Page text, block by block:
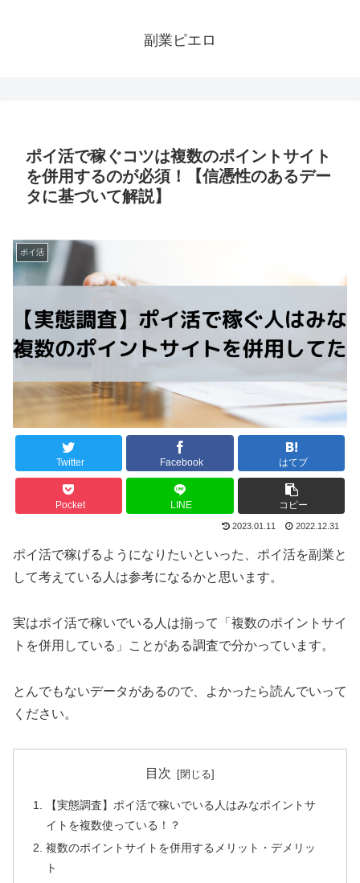
副業ピエロ
ポイ活で稼ぐコツは複数のポイントサイト
を併用するのが必須！【信憑性のあるデー
タに基づいて解説】
ポイ活
Twitter Facebook はてブ
Pocket LINE コピー
2023.01.11 2022.12.31
ポイ活で稼げるようになりたいといった、ポイ活を副業と
して考えている人は参考になるかと思います。
実はポイ活で稼いでいる人は揃って「複数のポイントサイ
トを併用している」ことがある調査で分かっています。
とんでもないデータがあるので、よかったら読んでいって
ください。
目次
【実態調査】ポイ活で稼いでいる人はみなポイントサ
イトを複数使っている！？
複数のポイントサイトを併用するメリット・デメリッ
ト